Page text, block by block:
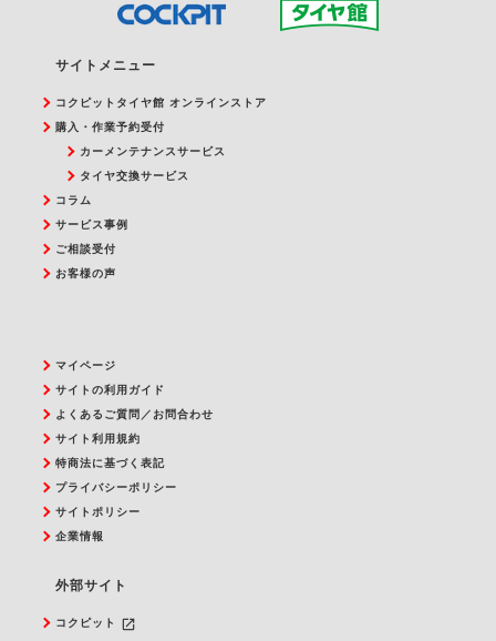
サイトメニュー
コクピットタイヤ館 オンラインストア
購入・作業予約受付
カーメンテナンスサービス
タイヤ交換サービス
コラム
サービス事例
ご相談受付
お客様の声
マイページ
サイトの利用ガイド
よくあるご質問／お問合わせ
サイト利用規約
特商法に基づく表記
プライバシーポリシー
サイトポリシー
企業情報
外部サイト
コクピット
launch